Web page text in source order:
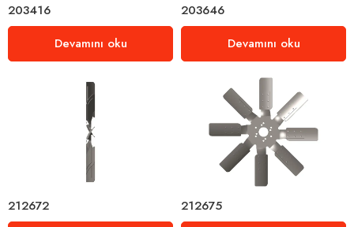
203416
Devamını oku
203646
Devamını oku
212672
212675